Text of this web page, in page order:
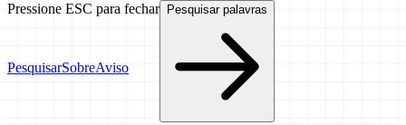
PesquisarSobreAviso
Pressione ESC para fechar Pesquisar palavras